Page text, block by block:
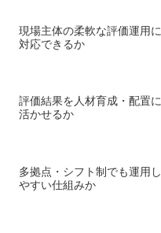
現場主体の柔軟な評価運用に
対応できるか
評価結果を人材育成・配置に
活かせるか
多拠点・シフト制でも運用し
やすい仕組みか